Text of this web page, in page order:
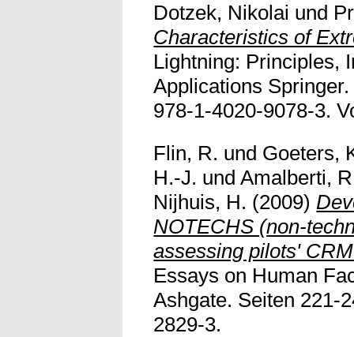
Dotzek, Nikolai und
Characteristics of
Lightning: Principles,
Applications
978-1-4020-9078-3.
Flin, R. und Goeters,
H.-J. undAmalberti,
Nijhuis, H. (2009)
NOTECHS (non-
assessing pilots'
Essays on Human
Ashgate. Seiten 221-
2829-3.